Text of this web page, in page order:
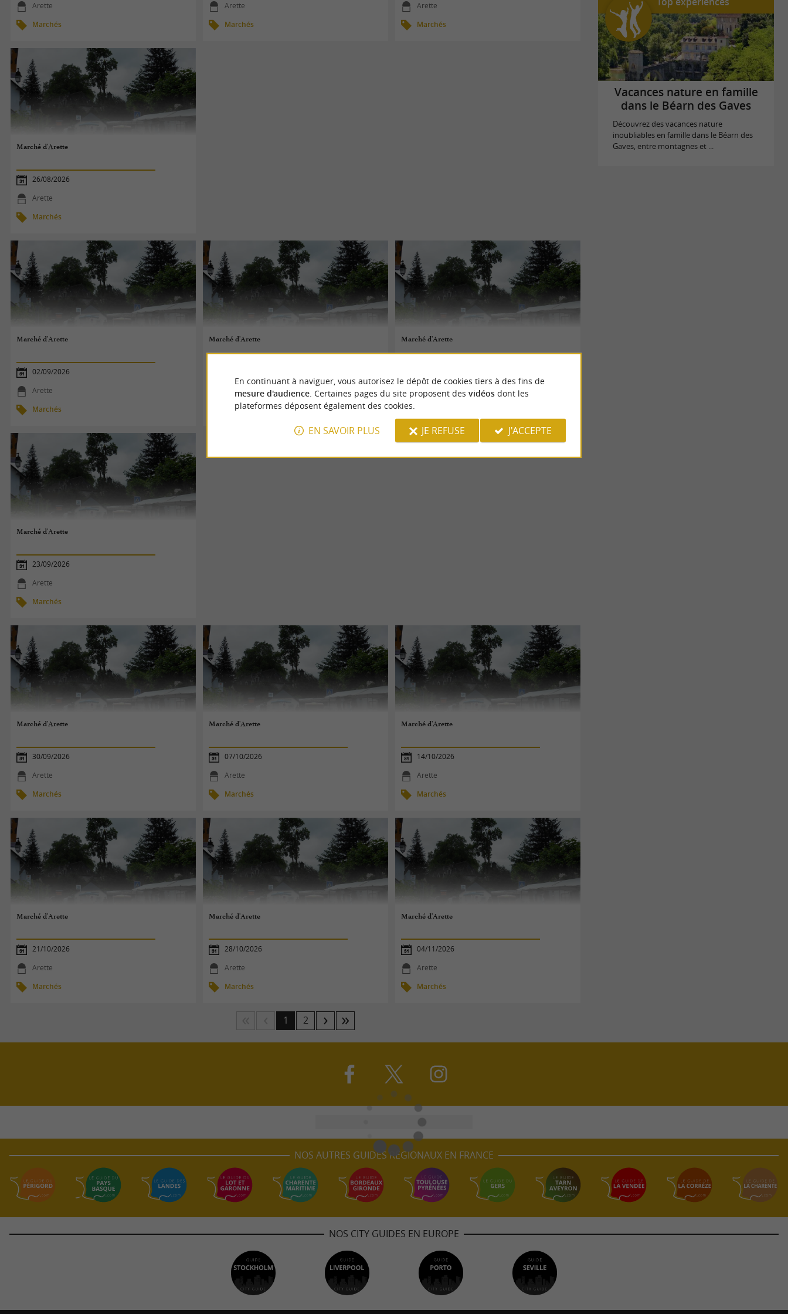
Arette
Marchés
Arette
Marchés
Arette
Marchés
Marché d'Arette
26/08/2026
Arette
Marchés
Marché d'Arette
02/09/2026
Arette
Marchés
Marché d'Arette
Arette
Marchés
Marché d'Arette
Arette
Marché d'Arette
23/09/2026
Arette
Marchés
Marché d'Arette
30/09/2026
Arette
Marchés
Marché d'Arette
07/10/2026
Arette
Marchés
Marché d'Arette
14/10/2026
Arette
Marchés
Marché d'Arette
21/10/2026
Arette
Marchés
Marché d'Arette
28/10/2026
Arette
Marchés
Marché d'Arette
04/11/2026
Arette
Marchés
1 2
Vacances nature en famille
dans le Béarn des Gaves
Découvrez des vacances nature
inoubliables en famille dans le Béarn des
Gaves, entre montagnes et ...
NOS AUTRES GUIDES RÉGIONAUX EN FRANCE
NOS CITY GUIDES EN EUROPE
En continuant à naviguer, vous autorisez le dépôt de cookies tiers à des fins de
mesure d'audience. Certaines pages du site proposent des vidéosdont les
plateformes déposent également des cookies.
EN SAVOIR PLUS JE REFUSE J'ACCEPTE